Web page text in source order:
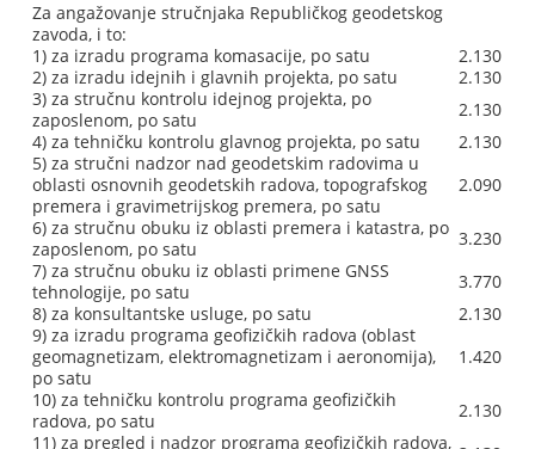
Za angažovanje stručnjaka Republičkog geodetskog
zavoda, i to:
1) za izradu programa komasacije, po satu
2.130
2) za izradu idejnih i glavnih projekta, po satu
2.130
3) za stručnu kontrolu idejnog projekta, po
zaposlenom, po satu
2.130
4) za tehničku kontrolu glavnog projekta, po satu
2.130
5) za stručni nadzor nad geodetskim radovima u
oblasti osnovnih geodetskih radova, topografskog
premera i gravimetrijskog premera, po satu
2.090
6) za stručnu obuku iz oblasti premera i katastra, po
zaposlenom, po satu
3.230
7) za stručnu obuku iz oblasti primene GNSS
tehnologije, po satu
3.770
8) za konsultantske usluge, po satu
2.130
9) za izradu programa geofizičkih radova (oblast
geomagnetizam, elektromagnetizam i aeronomija),
po satu
1.420
10) za tehničku kontrolu programa geofizičkih
radova, po satu
2.130
11) za pregled i nadzor programa geofizičkih radova,